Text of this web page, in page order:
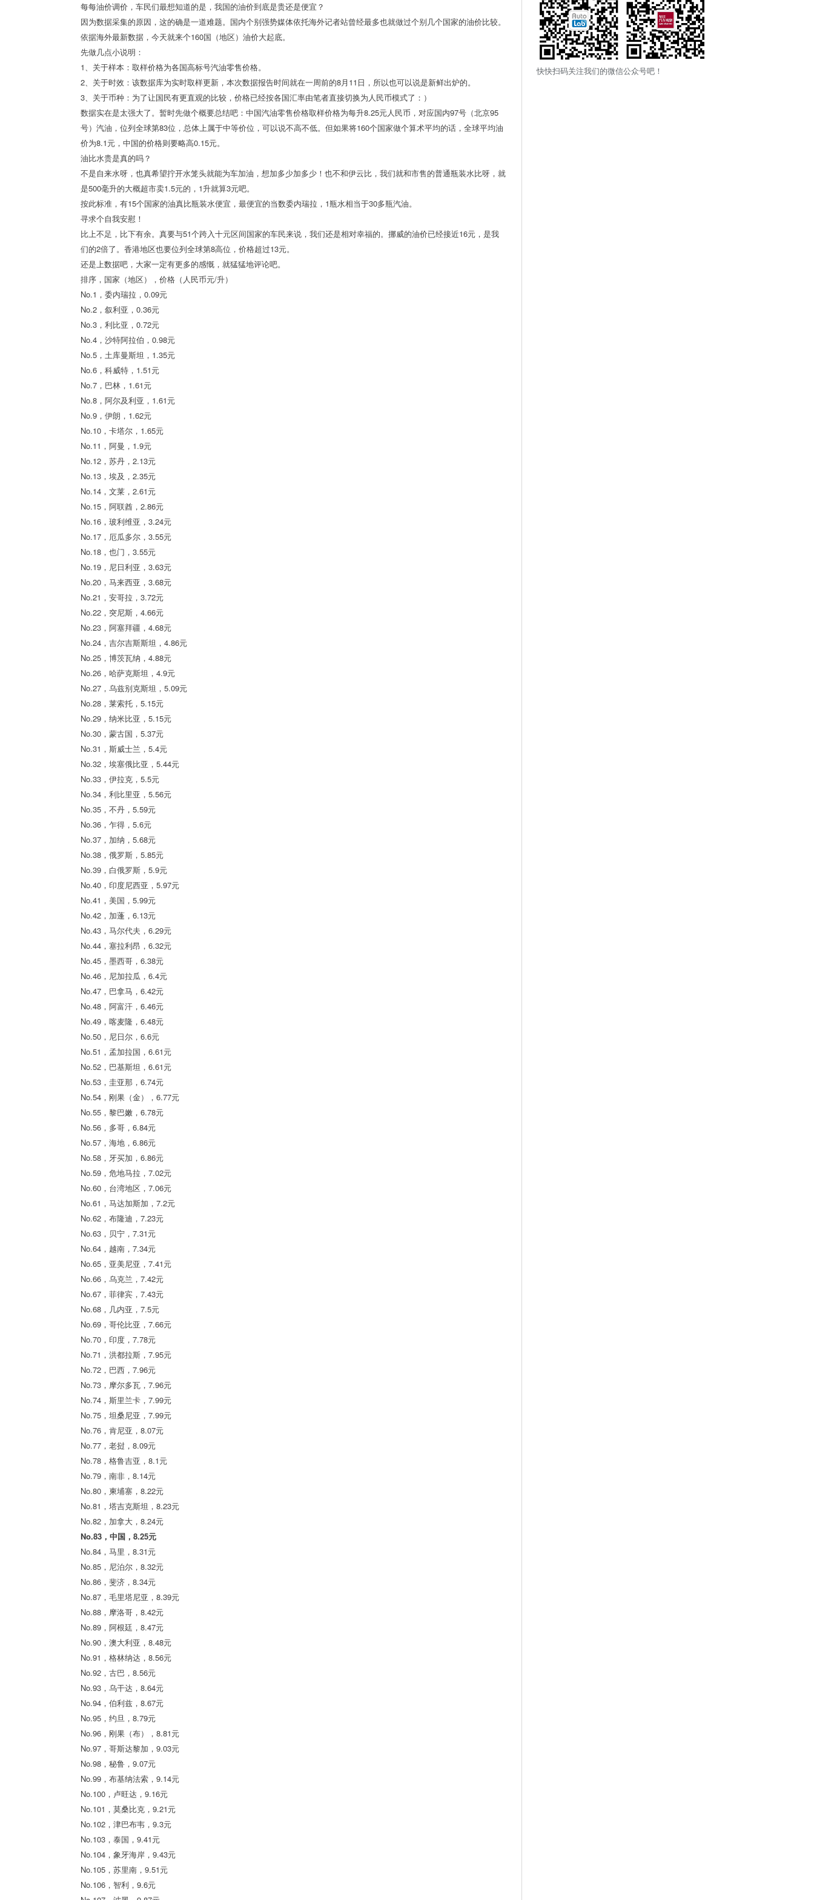
每每油价调价，车民们最想知道的是，我国的油价到底是贵还是便宜？
因为数据采集的原因，这的确是一道难题。国内个别强势媒体依托海外记者站曾经最多也就做过个别几个国家的油价比较。
依据海外最新数据，今天就来个160国（地区）油价大起底。
先做几点小说明：
1、关于样本：取样价格为各国高标号汽油零售价格。
2、关于时效：该数据库为实时取样更新，本次数据报告时间就在一周前的8月11日，所以也可以说是新鲜出炉的。
3、关于币种：为了让国民有更直观的比较，价格已经按各国汇率由笔者直接切换为人民币模式了：）
数据实在是太强大了。暂时先做个概要总结吧：中国汽油零售价格取样价格为每升8.25元人民币，对应国内97号（北京95
号）汽油，位列全球第83位，总体上属于中等价位，可以说不高不低。但如果将160个国家做个算术平均的话，全球平均油
价为8.1元，中国的价格则要略高0.15元。
油比水贵是真的吗？
不是自来水呀，也真希望拧开水笼头就能为车加油，想加多少加多少！也不和伊云比，我们就和市售的普通瓶装水比呀，就
是500毫升的大概超市卖1.5元的，1升就算3元吧。
按此标准，有15个国家的油真比瓶装水便宜，最便宜的当数委内瑞拉，1瓶水相当于30多瓶汽油。
寻求个自我安慰！
比上不足，比下有余。真要与51个跨入十元区间国家的车民来说，我们还是相对幸福的。挪威的油价已经接近16元，是我
们的2倍了。香港地区也要位列全球第8高位，价格超过13元。
还是上数据吧，大家一定有更多的感慨，就猛猛地评论吧。
排序，国家（地区），价格（人民币元/升）
No.1，委内瑞拉，0.09元
No.2，叙利亚，0.36元
No.3，利比亚，0.72元
No.4，沙特阿拉伯，0.98元
No.5，土库曼斯坦，1.35元
No.6，科威特，1.51元
No.7，巴林，1.61元
No.8，阿尔及利亚，1.61元
No.9，伊朗，1.62元
No.10，卡塔尔，1.65元
No.11，阿曼，1.9元
No.12，苏丹，2.13元
No.13，埃及，2.35元
No.14，文莱，2.61元
No.15，阿联酋，2.86元
No.16，玻利维亚，3.24元
No.17，厄瓜多尔，3.55元
No.18，也门，3.55元
No.19，尼日利亚，3.63元
No.20，马来西亚，3.68元
No.21，安哥拉，3.72元
No.22，突尼斯，4.66元
No.23，阿塞拜疆，4.68元
No.24，吉尔吉斯斯坦，4.86元
No.25，博茨瓦纳，4.88元
No.26，哈萨克斯坦，4.9元
No.27，乌兹别克斯坦，5.09元
No.28，莱索托，5.15元
No.29，纳米比亚，5.15元
No.30，蒙古国，5.37元
No.31，斯威士兰，5.4元
No.32，埃塞俄比亚，5.44元
No.33，伊拉克，5.5元
No.34，利比里亚，5.56元
No.35，不丹，5.59元
No.36，乍得，5.6元
No.37，加纳，5.68元
No.38，俄罗斯，5.85元
No.39，白俄罗斯，5.9元
No.40，印度尼西亚，5.97元
No.41，美国，5.99元
No.42，加蓬，6.13元
No.43，马尔代夫，6.29元
No.44，塞拉利昂，6.32元
No.45，墨西哥，6.38元
No.46，尼加拉瓜，6.4元
No.47，巴拿马，6.42元
No.48，阿富汗，6.46元
No.49，喀麦隆，6.48元
No.50，尼日尔，6.6元
No.51，孟加拉国，6.61元
No.52，巴基斯坦，6.61元
No.53，圭亚那，6.74元
No.54，刚果（金），6.77元
No.55，黎巴嫩，6.78元
No.56，多哥，6.84元
No.57，海地，6.86元
No.58，牙买加，6.86元
No.59，危地马拉，7.02元
No.60，台湾地区，7.06元
No.61，马达加斯加，7.2元
No.62，布隆迪，7.23元
No.63，贝宁，7.31元
No.64，越南，7.34元
No.65，亚美尼亚，7.41元
No.66，乌克兰，7.42元
No.67，菲律宾，7.43元
No.68，几内亚，7.5元
No.69，哥伦比亚，7.66元
No.70，印度，7.78元
No.71，洪都拉斯，7.95元
No.72，巴西，7.96元
No.73，摩尔多瓦，7.96元
No.74，斯里兰卡，7.99元
No.75，坦桑尼亚，7.99元
No.76，肯尼亚，8.07元
No.77，老挝，8.09元
No.78，格鲁吉亚，8.1元
No.79，南非，8.14元
No.80，柬埔寨，8.22元
No.81，塔吉克斯坦，8.23元
No.82，加拿大，8.24元
No.83，中国，8.25元
No.84，马里，8.31元
No.85，尼泊尔，8.32元
No.86，斐济，8.34元
No.87，毛里塔尼亚，8.39元
No.88，摩洛哥，8.42元
No.89，阿根廷，8.47元
No.90，澳大利亚，8.48元
No.91，格林纳达，8.56元
No.92，古巴，8.56元
No.93，乌干达，8.64元
No.94，伯利兹，8.67元
No.95，约旦，8.79元
No.96，刚果（布），8.81元
No.97，哥斯达黎加，9.03元
No.98，秘鲁，9.07元
No.99，布基纳法索，9.14元
No.100，卢旺达，9.16元
No.101，莫桑比克，9.21元
No.102，津巴布韦，9.3元
No.103，泰国，9.41元
No.104，象牙海岸，9.43元
No.105，苏里南，9.51元
No.106，智利，9.6元
快快扫码关注我们的微信公众号吧！